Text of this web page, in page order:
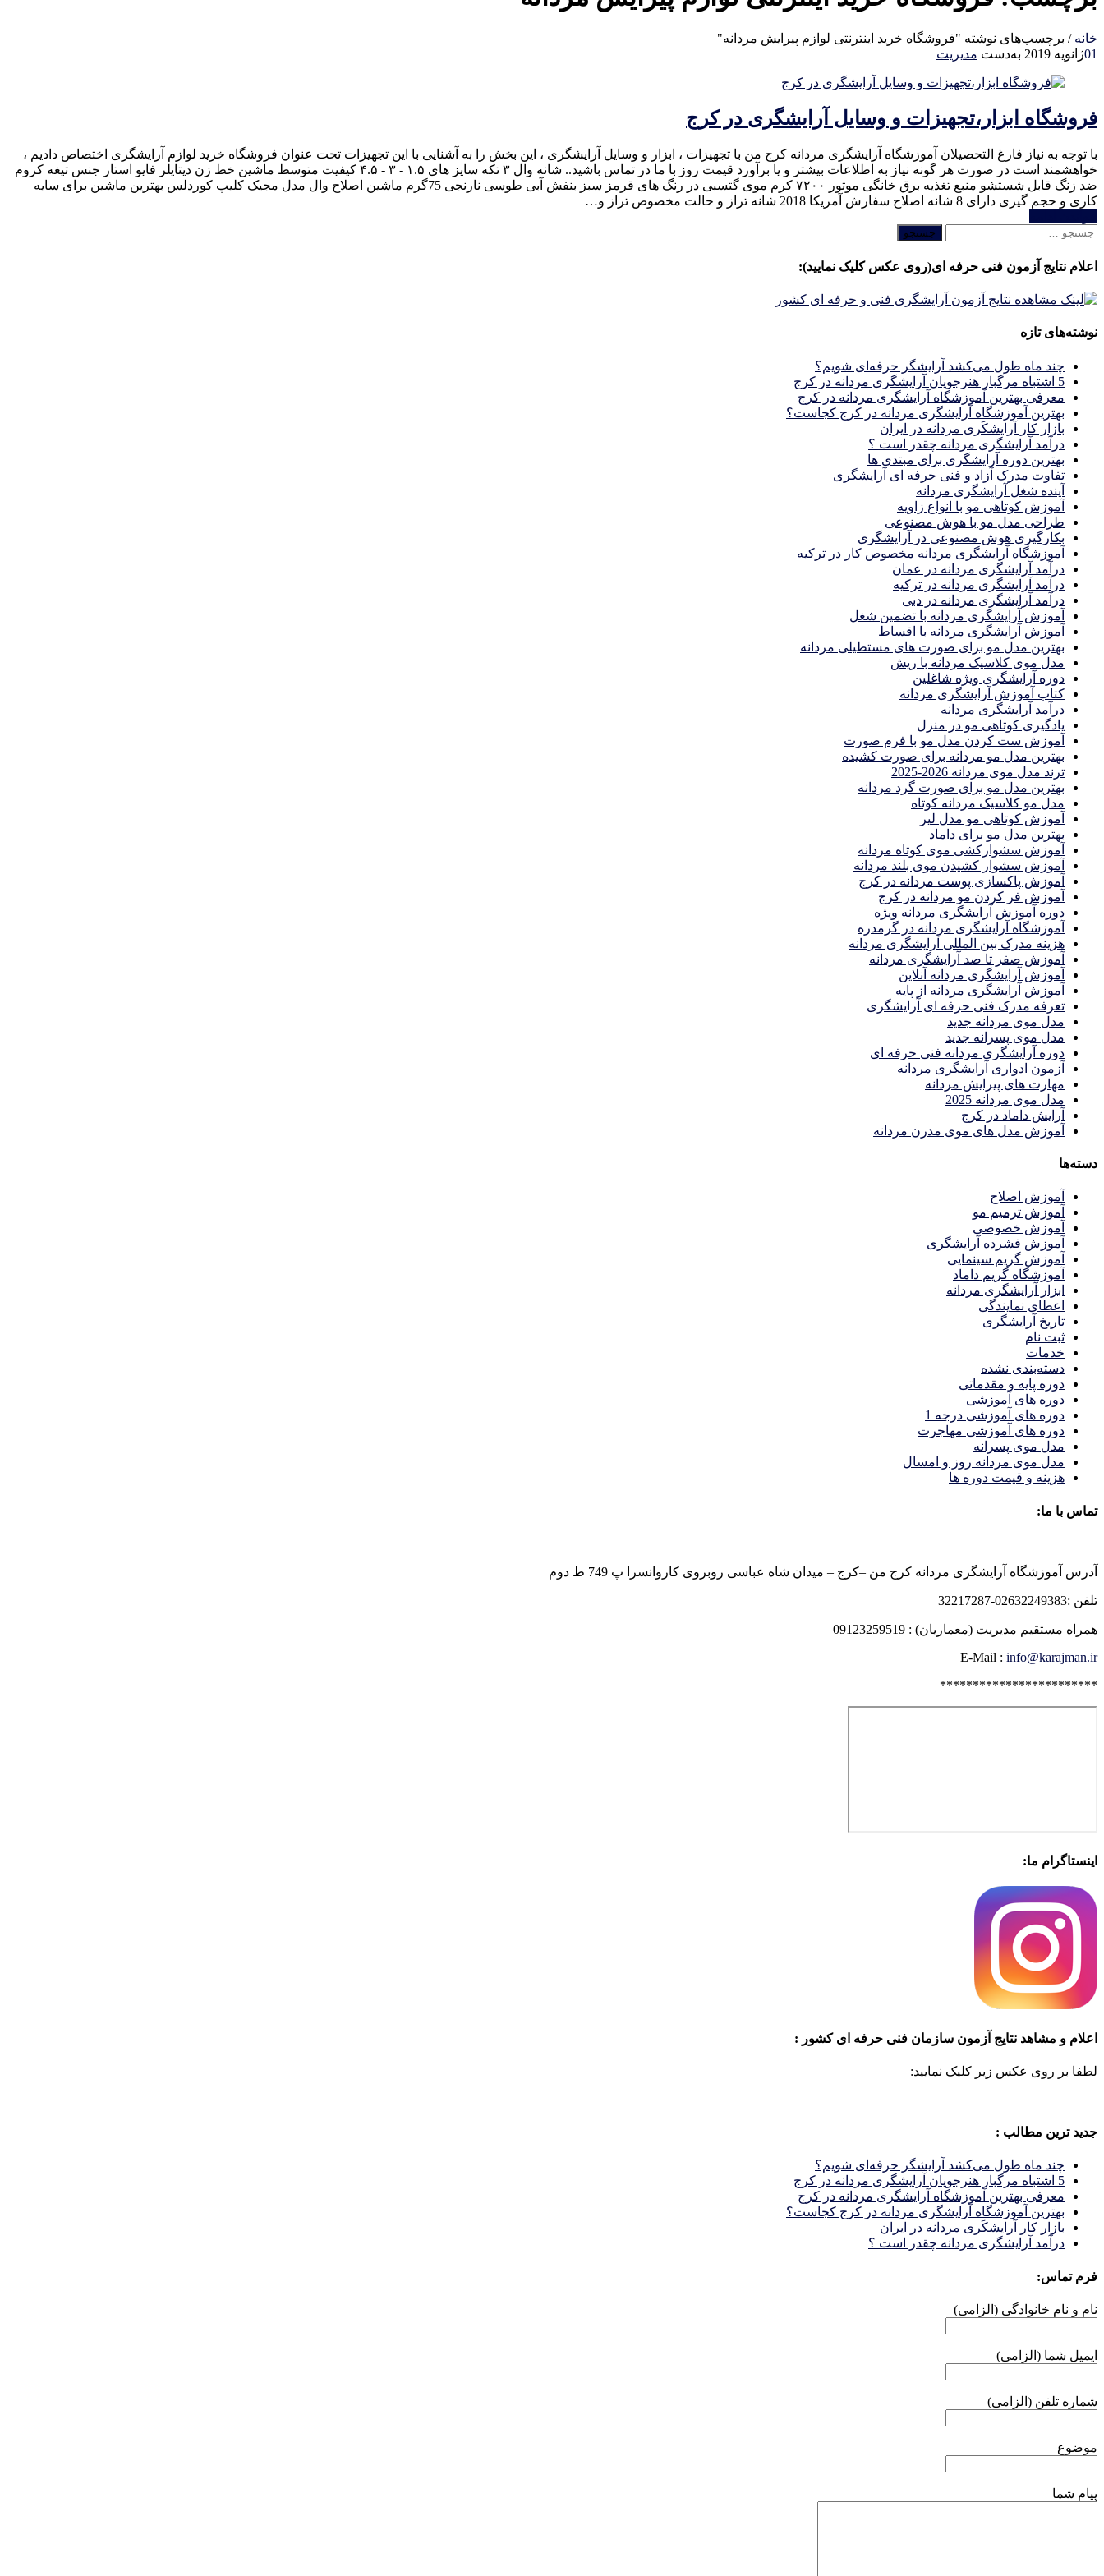
خانه / برچسب‌های نوشته "فروشگاه خرید اینترنتی لوازم پیرایش مردانه"
01ژانویه 2019 به‌دست مدیریت
فروشگاه ابزار،تجهیزات و وسایل آرایشگری در کرج
با توجه به نیاز فارغ التحصیلان آموزشگاه آرایشگری مردانه کرج من با تجهیزات ، ابزار و وسایل آرایشگری ، این بخش را به آشنایی با این تجهیزات تحت عنوان فروشگاه خرید لوازم آرایشگری اختصاص دادیم ،
خواهشمند است در صورت هر گونه نیاز به اطلاعات بیشتر و یا برآورد قیمت روز با ما در تماس باشید.. شانه وال ۳ تکه سایز های ۱.۵ - ۳ - ۴.۵ کیفیت متوسط ماشین خط زن دیتایلر فایو استار جنس تیغه کروم
ضد زنگ قابل شستشو منبع تغذیه برق خانگی موتور ۷۲۰۰ کرم موی گتسبی در رنگ های قرمز سبز بنفش آبی طوسی نارنجی 75گرم ماشین اصلاح وال مدل مجیک کلیپ کوردلس بهترین ماشین برای سایه
کاری و حجم گیری دارای 8 شانه اصلاح سفارش آمریکا 2018 شانه تراز و حالت مخصوص تراز و…
جستجو
اعلام نتایج آزمون فنی حرفه ای(روی عکس کلیک نمایید):
نوشته‌های تازه
چند ماه طول می‌کشد آرایشگر حرفه‌ای شویم؟
5 اشتباه مرگبار هنرجویان آرایشگری مردانه در کرج
معرفی بهترین آموزشگاه آرایشگری مردانه در کرج
بهترین آموزشگاه آرایشگری مردانه در کرج کجاست؟
بازار كار آرايشكَرى مردانه در ايران
درآمد آرایشگری مردانه چقدر است ؟
بهترین دوره آرایشگری برای مبتدی ها
تفاوت مدرک آزاد و فنی حرفه ای آرایشگری
آینده شغل آرایشگری مردانه
آموزش کوتاهی مو با انواع زاویه
طراحی مدل مو با هوش مصنوعی
بکارگیری هوش مصنوعی در آرایشگری
آموزشگاه آرایشگری مردانه مخصوص کار در ترکیه
درآمد آرایشگری مردانه در عمان
درآمد آرایشگری مردانه در ترکیه
درآمد آرایشگری مردانه در دبی
آموزش آرایشگری مردانه با تضمین شغل
آموزش آرایشگری مردانه با اقساط
بهترین مدل مو برای صورت های مستطیلی مردانه
مدل موی کلاسیک مردانه با ریش
دوره آرایشگری ویژه شاغلین
کتاب آموزش آرایشگری مردانه
درآمد آرایشگری مردانه
یادگیری كوتاهى مو در منزل
آموزش ست كردن مدل مو با فرم صورت
بهترین مدل مو مردانه برای صورت کشیده
ترند مدل موی مردانه 2026-2025
بهترين مدل مو براى صورت گرد مردانه
مدل مو کلاسیک مردانه کوتاه
آموزش کوتاهی مو مدل لیر
بهترین مدل مو برای داماد
آموزش سشوارکشی موی کوتاه مردانه
آموزش سشوار کشیدن موی بلند مردانه
آموزش پاکسازی پوست مردانه در کرج
آموزش فر کردن مو مردانه در کرج
دوره آموزش آرایشگری مردانه ویژه
آموزشگاه آرایشگری مردانه در گرمدره
هزینه مدرک بین المللی آرایشگری مردانه
آموزش صفر تا صد آرایشگری مردانه
آموزش آرایشگری مردانه آنلاین
آموزش آرایشگری مردانه از پایه
تعرفه مدرک فنی حرفه ای آرایشگری
مدل موی مردانه جدید
مدل موی پسرانه جدید
دوره آرایشگری مردانه فنی حرفه ای
آزمون ادواری آرایشگری مردانه
مهارت های پیرایش مردانه
مدل موی مردانه 2025
آرایش داماد در کرج
آموزش مدل های موی مدرن مردانه
دسته‌ها
آموزش اصلاح
آموزش ترمیم مو
آموزش خصوصی
آموزش فشرده آرایشگری
آموزش گریم سینمایی
آموزشگاه گریم داماد
ابزار آرایشگری مردانه
اعطای نمایندگی
تاریخ آرایشگری
ثبت نام
خدمات
دسته‌بندی نشده
دوره پایه و مقدماتی
دوره های آموزشی
دوره های آموزشی درجه 1
دوره های آموزشی مهاجرت
مدل موی پسرانه
مدل موی مردانه روز و امسال
هزینه و قیمت دوره ها
تماس با ما:
آدرس آموزشگاه آرایشگری مردانه کرج من –کرج – میدان شاه عباسی روبروی کاروانسرا پ 749 ط دوم
تلفن :02632249383-32217287
همراه مستقیم مدیریت (معماریان) : 09123259519
E-Mail : info@karajman.ir
************************
اینستاگرام ما:
اعلام و مشاهد نتایج آزمون سازمان فنی حرفه ای کشور :
لطفا بر روی عکس زیر کلیک نمایید:
جدید ترین مطالب :
چند ماه طول می‌کشد آرایشگر حرفه‌ای شویم؟
5 اشتباه مرگبار هنرجویان آرایشگری مردانه در کرج
معرفی بهترین آموزشگاه آرایشگری مردانه در کرج
بهترین آموزشگاه آرایشگری مردانه در کرج کجاست؟
بازار كار آرايشكَرى مردانه در ايران
درآمد آرایشگری مردانه چقدر است ؟
فرم تماس:
نام و نام خانوادگی (الزامی)
ایمیل شما (الزامی)
شماره تلفن (الزامی)
موضوع
پیام شما